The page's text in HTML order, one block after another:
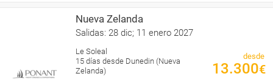
Nueva Zelanda
Salidas: 28 dic; 11 enero 2027
Le Soleal
15 días desde Dunedin (Nueva
Zelanda)
desde
13.300€